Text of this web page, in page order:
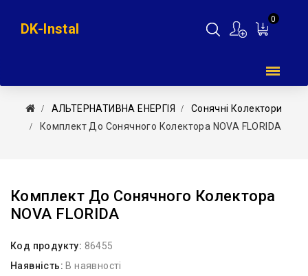
0
DK-Instal
АЛЬТЕРНАТИВНА ЕНЕРГІЯ
Сонячні Колектори
Комплект До Сонячного Колектора NOVA FLORIDA
Комплект До Сонячного Колектора
NOVA FLORIDA
Код продукту: 86455
Наявність: В наявності